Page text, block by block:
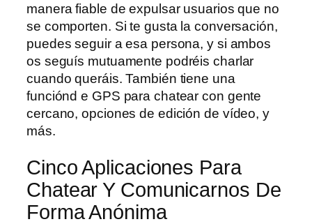
manera fiable de expulsar usuarios que no
se comporten. Si te gusta la conversación,
puedes seguir a esa persona, y si ambos
os seguís mutuamente podréis charlar
cuando queráis. También tiene una
funciónd e GPS para chatear con gente
cercano, opciones de edición de vídeo, y
más.
Cinco Aplicaciones Para
Chatear Y Comunicarnos De
Forma Anónima